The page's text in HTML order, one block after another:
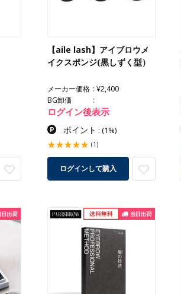
【aile lash】アイブロウメ
イクスポンジ(黒しずく型）
メーカー価格
¥2,400
BG卸価
ログイン後表示
ポイント : (1%)
(1)
ログインして購入